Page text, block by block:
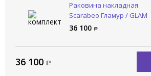
Раковина накладная
Scarabeo Гламур / GLAM
1801
36 100
36 100